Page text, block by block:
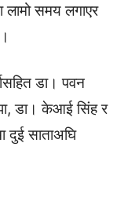
लामो समय लगाएर
डा। पवन
डा। केआई सिंह र
दुई साताअघि